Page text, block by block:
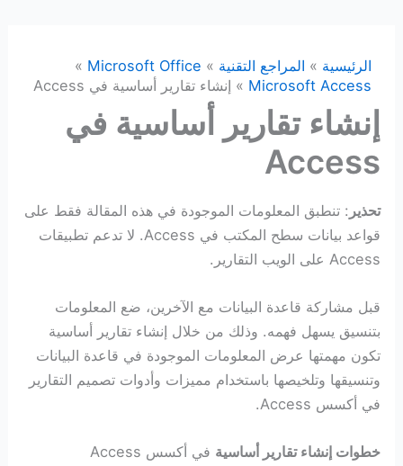
الرئيسية المراجع التقنية
Microsoft Office
Microsoft Access
إنشاء تقارير أساسية في Access
إنشاء تقارير أساسية في
Access
تحذير : تنطبق المعلومات الموجودة في هذه المقالة فقط على
قواعد بيانات سطح المكتب في Access. لا تدعم تطبيقات
Access على الويب التقارير.
قبل مشاركة قاعدة البيانات مع الآخرين، ضع المعلومات
بتنسيق يسهل فهمه. وذلك من خلال إنشاء تقارير أساسية
تكون مهمتها عرض المعلومات الموجودة في قاعدة البيانات
وتنسيقها وتلخيصها باستخدام مميزات وأدوات تصميم التقارير
في أكسس Access.
خطوات إنشاء تقارير أساسية في أكسس Access